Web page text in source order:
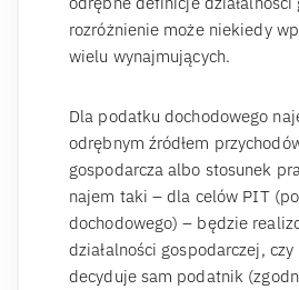
rozróżnienie może niekiedy
wielu wynajmujących.
Dla podatku dochodowego
odrębnym źródłem
gospodarcza albo stosunek
najem taki – dla celów PIT
dochodowego) – będzie
działalności gospodarczej,
decyduje sam podatnik